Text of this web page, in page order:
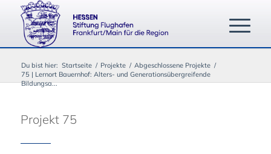
Du bist hier: Startseite / Projekte / Abgeschlossene Projekte /
75 | Lernort Bauernhof: Alters- und Generationsübergreifende
Bildungsa...
Projekt 75